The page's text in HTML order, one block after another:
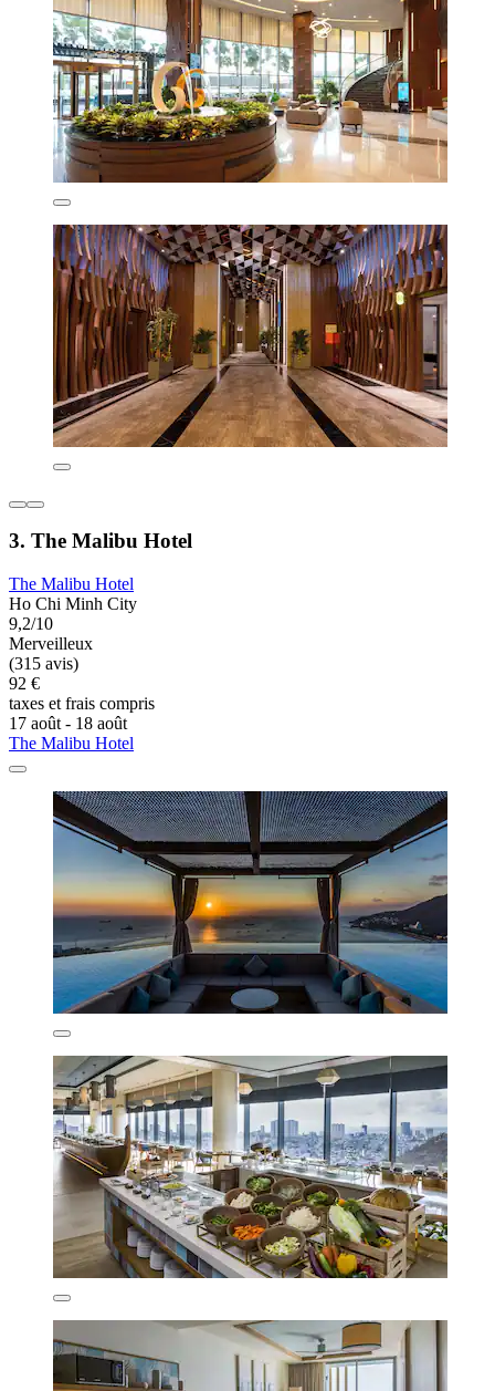
3. The Malibu Hotel
The Malibu Hotel
Ho Chi Minh City
9,2/10
Merveilleux
(315 avis)
92 €
taxes et frais compris
17 août - 18 août
The Malibu Hotel